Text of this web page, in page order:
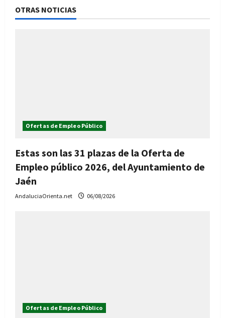
OTRAS NOTICIAS
Ofertas de Empleo Público
Estas son las 31 plazas de la Oferta de
Empleo público 2026, del Ayuntamiento de
Jaén
AndaluciaOrienta.net 06/08/2026
Ofertas de Empleo Público